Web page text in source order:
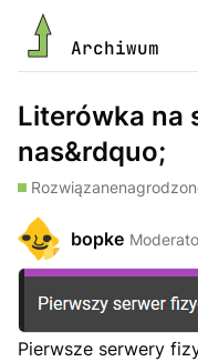
Archiwum
Literówka na
nas&rdquo;
Rozwiązane
bopke
Pierwsze serwery